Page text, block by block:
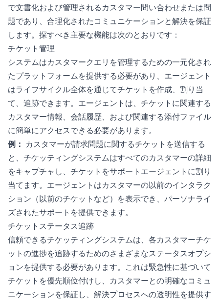
で文書化および管理されるカスタマー問い合わせまたは問
題であり、合理化されたコミュニケーションと解決を保証
します。探すべき主要な機能は次のとおりです：
チケット管理
システムはカスタマークエリを管理するための一元化され
たプラットフォームを提供する必要があり、エージェント
はライフサイクル全体を通じてチケットを作成、割り当
て、追跡できます。エージェントは、チケットに関連する
カスタマー情報、会話履歴、および関連する添付ファイル
に簡単にアクセスできる必要があります。
例： カスタマーが請求問題に関するチケットを送信する
と、チケッティングシステムはすべてのカスタマーの詳細
をキャプチャし、チケットをサポートエージェントに割り
当てます。エージェントはカスタマーの以前のインタラク
ション（以前のチケットなど）を表示でき、パーソナライ
ズされたサポートを提供できます。
チケットステータス追跡
信頼できるチケッティングシステムは、各カスタマーチケ
ットの進捗を追跡するためのさまざまなステータスオプシ
ョンを提供する必要があります。これは緊急性に基づいて
チケットを優先順位付けし、カスタマーとの明確なコミュ
ニケーションを保証し、解決プロセスへの透明性を提供す